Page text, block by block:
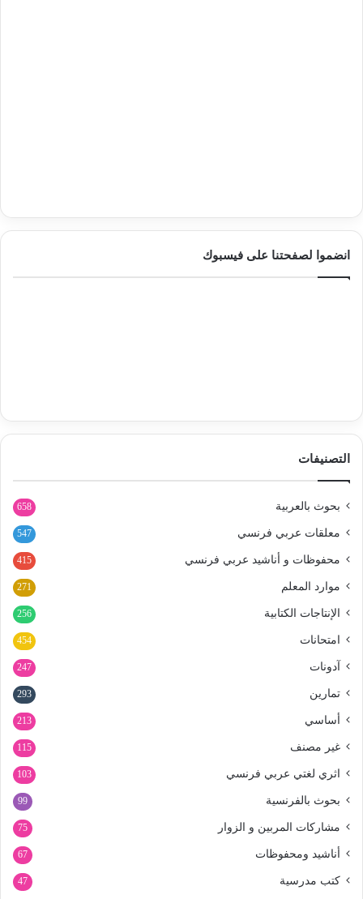
انضموا لصفحتنا على فيسبوك
التصنيفات
بحوث بالعربية 658
معلقات عربي فرنسي 547
محفوظات و أناشيد عربي فرنسي 415
موارد المعلم 271
الإنتاجات الكتابية 256
امتحانات 454
آدونات 247
تمارين 293
أساسي 213
غير مصنف 115
اثري لغتي عربي فرنسي 103
بحوث بالفرنسية 99
مشاركات المربين و الزوار 75
أناشيد ومحفوظات 67
كتب مدرسية 47